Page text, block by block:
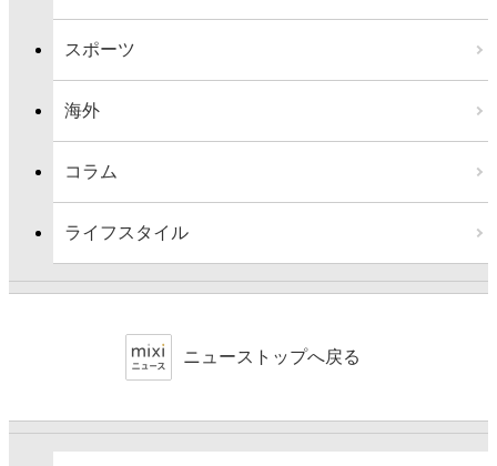
スポーツ
海外
コラム
ライフスタイル
ニューストップへ戻る